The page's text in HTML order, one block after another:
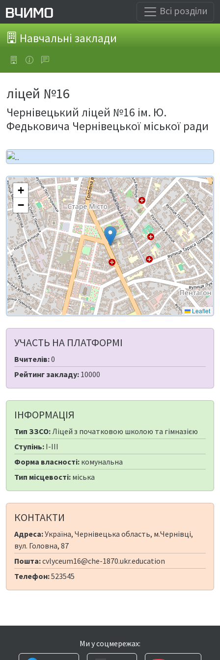
Всі розділи
Навчальні заклади
ліцей №16
Чернівецький ліцей №16 ім. Ю.
Федьковича Чернівецької міської ради
+
−
Leaflet
УЧАСТЬ НА ПЛАТФОРМІ
Вчителів:0
Рейтинг закладу: 10000
ІНФОРМАЦІЯ
Тип ЗЗСО:Ліцей з початковою школою та гімназією
Ступінь: I-III
Форма власності: комунальна
Тип місцевості: міська
КОНТАКТИ
Адреса:Україна, Чернівецька область, м.Чернівці,
вул. Головна, 87
Пошта:cvlyceum16@che-1870.ukr.education
Телефон:523545
Ми у соцмережах: